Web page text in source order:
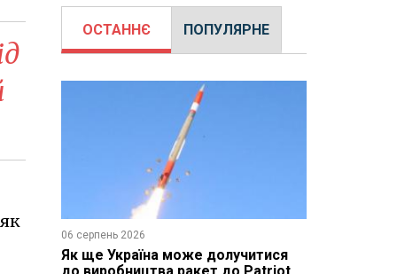
ОСТАННЄ ПОПУЛЯРНЕ
06 серпень 2026
Як ще Україна може долучитися